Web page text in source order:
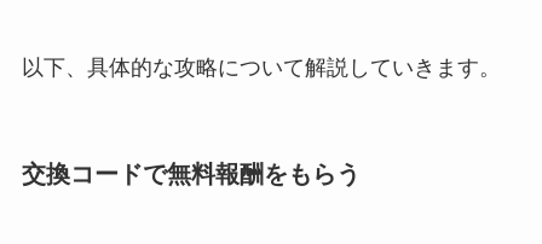
以下、具体的な攻略について解説していきます。
交換コードで無料報酬をもらう